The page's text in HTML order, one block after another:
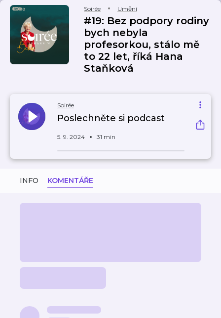
Soirée Umění
#19: Bez podpory rodiny
bych nebyla
profesorkou, stálo mě
to 22 let, říká Hana
Staňková
Soirée
Poslechněte si podcast
5. 9. 2024 31 min
INFO KOMENTÁŘE